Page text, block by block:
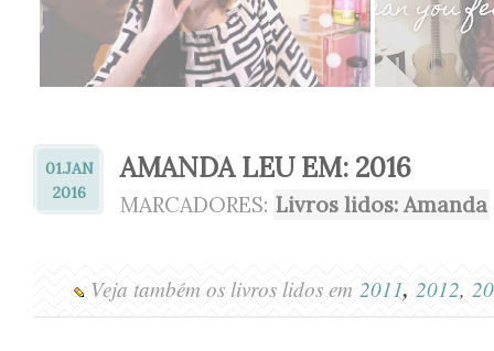
01.JAN
2016
AMANDA LEU EM: 2016
MARCADORES: Livros lidos: Amanda
Veja também os livros lidos em 2011, 2012,